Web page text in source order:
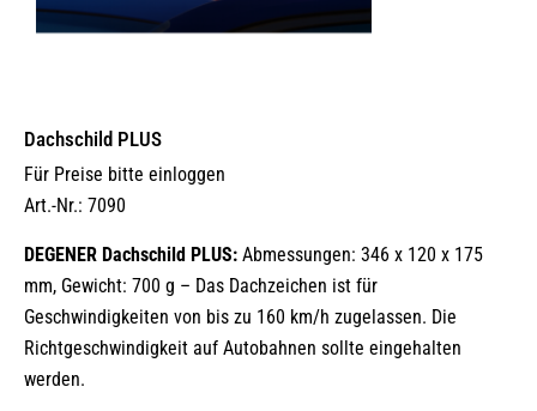
Dachschild PLUS
Für Preise bitte einloggen
Art.-Nr.: 7090
DEGENER Dachschild PLUS: Abmessungen: 346 x 120 x 175
mm, Gewicht: 700 g – Das Dachzeichen ist für
Geschwindigkeiten von bis zu 160 km/h zugelassen. Die
Richtgeschwindigkeit auf Autobahnen sollte eingehalten
werden.